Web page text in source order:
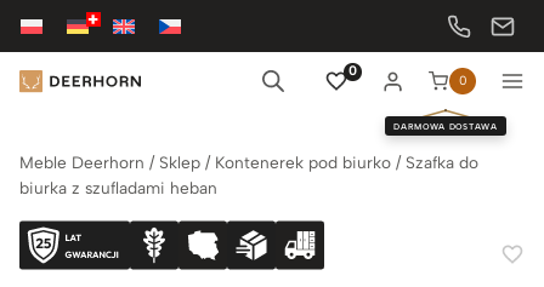
Przejdź
treści
0
0
DARMOWA DOSTAWA
Meble Deerhorn / Sklep / Kontenerek pod biurko / Szafka do
biurka z szufladami heban